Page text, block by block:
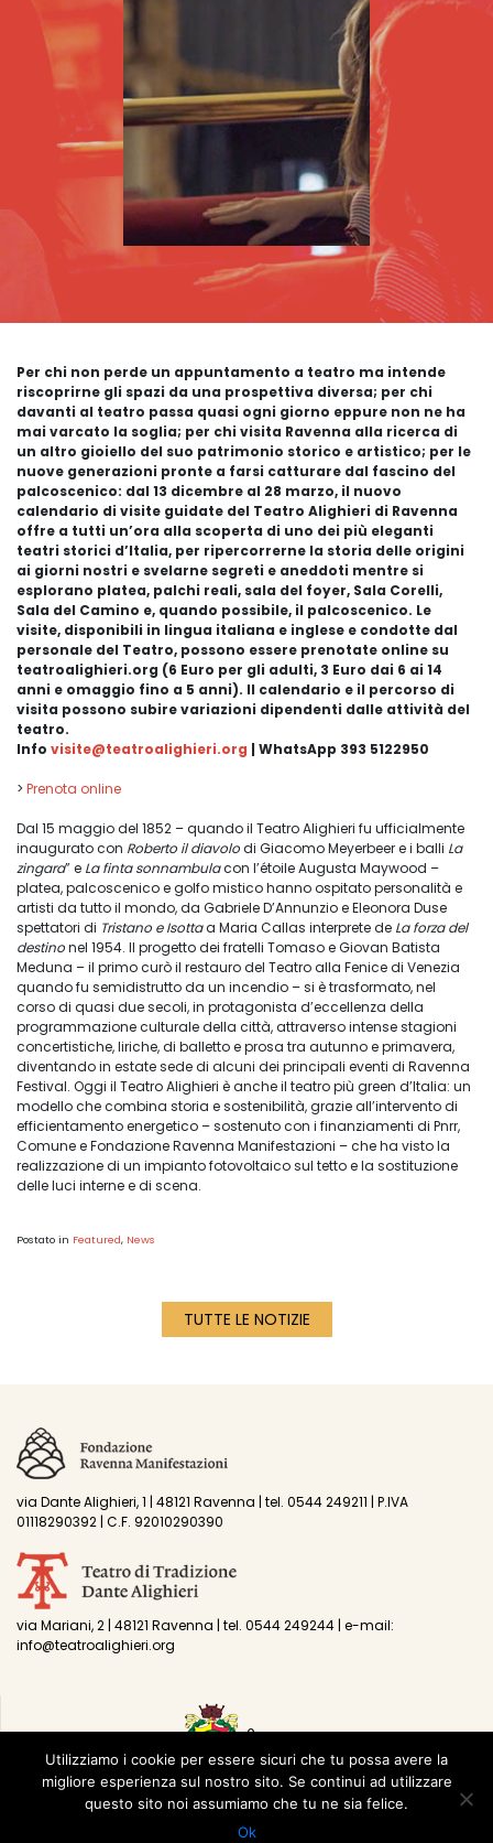
Per chi non perde un appuntamento a teatro ma intende
riscoprirne gli spazi da una prospettiva diversa; per chi
davanti al teatro passa quasi ogni giorno eppure non ne ha
mai varcato la soglia; per chi visita Ravenna alla ricerca di
un altro gioiello del suo patrimonio storico e artistico; per le
nuove generazioni pronte a farsi catturare dal fascino del
palcoscenico: dal 13 dicembre al 28 marzo, il nuovo
calendario di visite guidate del Teatro Alighieri di Ravenna
offre a tutti un’ora alla scoperta di uno dei più eleganti
teatri storici d’Italia, per ripercorrerne la storia delle origini
ai giorni nostri e svelarne segreti e aneddoti mentre si
esplorano platea, palchi reali, sala del foyer, Sala Corelli,
Sala del Camino e, quando possibile, il palcoscenico. Le
visite, disponibili in lingua italiana e inglese e condotte dal
personale del Teatro, possono essere prenotate online su
teatroalighieri.org (6 Euro per gli adulti, 3 Euro dai 6 ai 14
anni e omaggio fino a 5 anni). Il calendario e il percorso di
visita possono subire variazioni dipendenti dalle attività del
teatro.
Info visite@teatroalighieri.org | WhatsApp 393 5122950
> Prenota online
Dal 15 maggio del 1852 – quando il Teatro Alighieri fu ufficialmente
inaugurato con Roberto il diavolodi Giacomo Meyerbeer e i balli La
zingara” e La finta sonnambulacon l’étoile Augusta Maywood –
platea, palcoscenico e golfo mistico hanno ospitato personalità e
artisti da tutto il mondo, da Gabriele D’Annunzio e Eleonora Duse
spettatori di Tristano e Isottaa Maria Callas interprete de La forza del
destinonel 1954. Il progetto dei fratelli Tomaso e Giovan Batista
Meduna – il primo curò il restauro del Teatro alla Fenice di Venezia
quando fu semidistrutto da un incendio – si è trasformato, nel
corso di quasi due secoli, in protagonista d’eccellenza della
programmazione culturale della città, attraverso intense stagioni
concertistiche, liriche, di balletto e prosa tra autunno e primavera,
diventando in estate sede di alcuni dei principali eventi di Ravenna
Festival. Oggi il Teatro Alighieri è anche il teatro più green d’Italia: un
modello che combina storia e sostenibilità, grazie all’intervento di
efficientamento energetico – sostenuto con i finanziamenti di Pnrr,
Comune e Fondazione Ravenna Manifestazioni – che ha visto la
realizzazione di un impianto fotovoltaico sul tetto e la sostituzione
delle luci interne e di scena.
Postato in Featured, News
TUTTE LE NOTIZIE
via Dante Alighieri, 1 | 48121 Ravenna | tel. 0544 249211 | P.IVA
01118290392 | C.F. 92010290390
via Mariani, 2 | 48121 Ravenna | tel. 0544 249244 | e-mail:
info@teatroalighieri.org
Utilizziamo i cookie per essere sicuri che tu possa avere la
migliore esperienza sul nostro sito. Se continui ad utilizzare
questo sito noi assumiamo che tu ne sia felice.
Ok